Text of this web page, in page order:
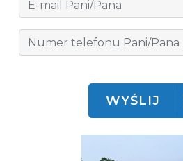
WYŚLIJ